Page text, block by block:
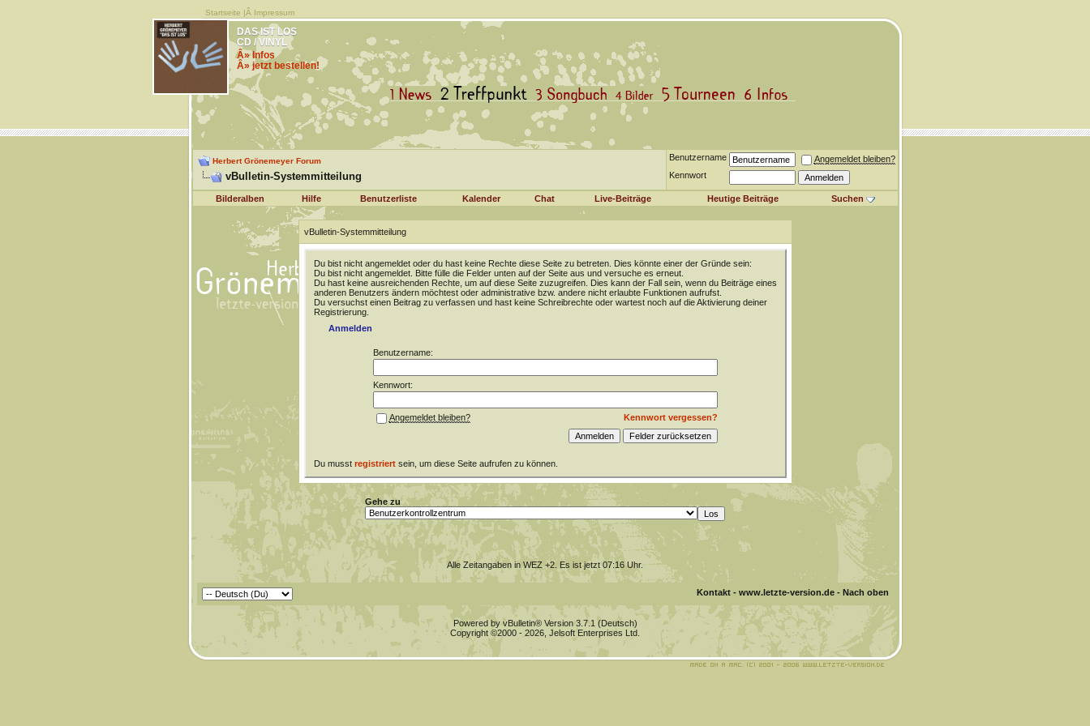
Startseite |Â Impressum
DAS IST LOS
CD / VINYL
Â» Infos
Â» jetzt bestellen!
Herbert Grönemeyer Forum
vBulletin-Systemmitteilung
Benutzername
Angemeldet bleiben?
Kennwort
Bilderalben Hilfe Benutzerliste Kalender Chat Live-Beiträge Heutige Beiträge Suchen
vBulletin-Systemmitteilung
Du bist nicht angemeldet oder du hast keine Rechte diese Seite zu betreten. Dies könnte einer der Gründe sein:
Du bist nicht angemeldet. Bitte fülle die Felder unten auf der Seite aus und versuche es erneut.
Du hast keine ausreichenden Rechte, um auf diese Seite zuzugreifen. Dies kann der Fall sein, wenn du Beiträge eines
anderen Benutzers ändern möchtest oder administrative bzw. andere nicht erlaubte Funktionen aufrufst.
Du versuchst einen Beitrag zu verfassen und hast keine Schreibrechte oder wartest noch auf die Aktivierung deiner
Registrierung.
Anmelden
Benutzername:
Kennwort:
Kennwort vergessen?
Angemeldet bleiben?
Du musst registriertsein, um diese Seite aufrufen zu können.
Gehe zu
Alle Zeitangaben in WEZ +2. Es ist jetzt07:16Uhr.
Kontakt- www.letzte-version.de- Nach oben
Powered by vBulletin® Version 3.7.1 (Deutsch)
Copyright ©2000 - 2026, Jelsoft Enterprises Ltd.